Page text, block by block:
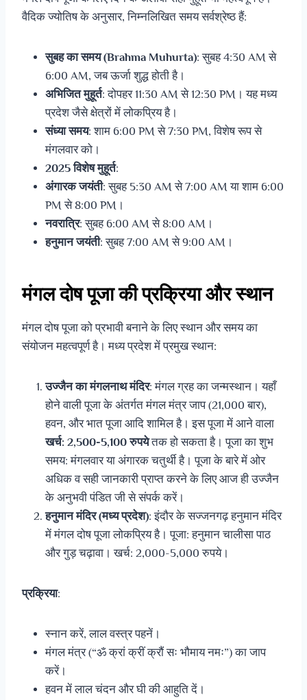
वैदिक ज्योतिष के अनुसार, निम्नलिखित समय सर्वश्रेष्ठ हैं:
सुबह का समय (Brahma Muhurta): सुबह 4:30 AM से
6:00 AM, जब ऊर्जा शुद्ध होती है।
अभिजित मुहूर्त: दोपहर 11:30 AM से 12:30 PM। यह मध्य
प्रदेश जैसे क्षेत्रों में लोकप्रिय है।
संध्या समय: शाम 6:00 PM से 7:30 PM, विशेष रूप से
मंगलवार को।
2025 विशेष मुहूर्त:
अंगारक जयंती: सुबह 5:30 AM से 7:00 AM या शाम 6:00
PM से 8:00 PM।
नवरात्रि: सुबह 6:00 AM से 8:00 AM।
हनुमान जयंती: सुबह 7:00 AM से 9:00 AM।
मंगल दोष पूजा की प्रक्रिया और स्थान
मंगल दोष पूजा को प्रभावी बनाने के लिए स्थान और समय का
संयोजन महत्वपूर्ण है। मध्य प्रदेश में प्रमुख स्थान:
उज्जैन का मंगलनाथ मंदिर: मंगल ग्रह का जन्मस्थान। यहाँ
होने वाली पूजा के अंतर्गत मंगल मंत्र जाप (21,000 बार),
हवन, और भात पूजा आदि शामिल है। इस पूजा में आने वाला
खर्च: 2,500-5,100 रुपयेतक हो सकता है। पूजा का शुभ
समय: मंगलवार या अंगारक चतुर्थी है। पूजा के बारे में ओर
अधिक व सही जानकारी प्राप्त करने के लिए आज ही उज्जैन
के अनुभवी पंडित जी से संपर्क करें।
हनुमान मंदिर (मध्य प्रदेश): इंदौर के सज्जनगढ़ हनुमान मंदिर
में मंगल दोष पूजा लोकप्रिय है। पूजा: हनुमान चालीसा पाठ
और गुड़ चढ़ावा। खर्च: 2,000-5,000 रुपये।
प्रक्रिया:
स्नान करें, लाल वस्त्र पहनें।
मंगल मंत्र (“ॐ क्रां क्रीं क्रौं सः भौमाय नमः”) का जाप
करें।
हवन में लाल चंदन और घी की आहुति दें।